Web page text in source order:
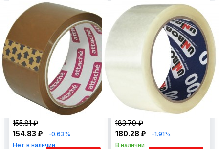
155.81 ₽
154.83 ₽
-0.63%
Нет в наличии
183.79 ₽
180.28 ₽
-1.91%
В наличии